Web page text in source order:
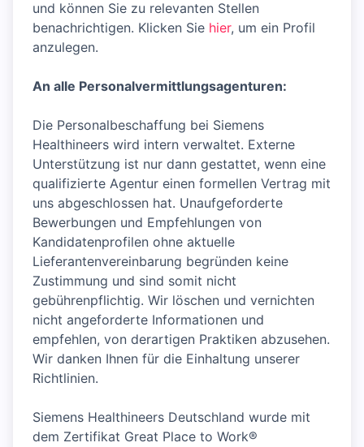
und können Sie zu relevanten Stellen
benachrichtigen. Klicken Sie hier, um ein Profil
anzulegen.
An alle Personalvermittlungsagenturen:
Die Personalbeschaffung bei Siemens
Healthineers wird intern verwaltet. Externe
Unterstützung ist nur dann gestattet, wenn eine
qualifizierte Agentur einen formellen Vertrag mit
uns abgeschlossen hat. Unaufgeforderte
Bewerbungen und Empfehlungen von
Kandidatenprofilen ohne aktuelle
Lieferantenvereinbarung begründen keine
Zustimmung und sind somit nicht
gebührenpflichtig. Wir löschen und vernichten
nicht angeforderte Informationen und
empfehlen, von derartigen Praktiken abzusehen.
Wir danken Ihnen für die Einhaltung unserer
Richtlinien.
Siemens Healthineers Deutschland wurde mit
dem Zertifikat Great Place to Work®